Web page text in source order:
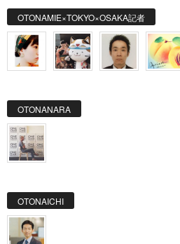
OTONAMIE×TOKYO×OSAKA記者
OTONANARA
OTONAICHI